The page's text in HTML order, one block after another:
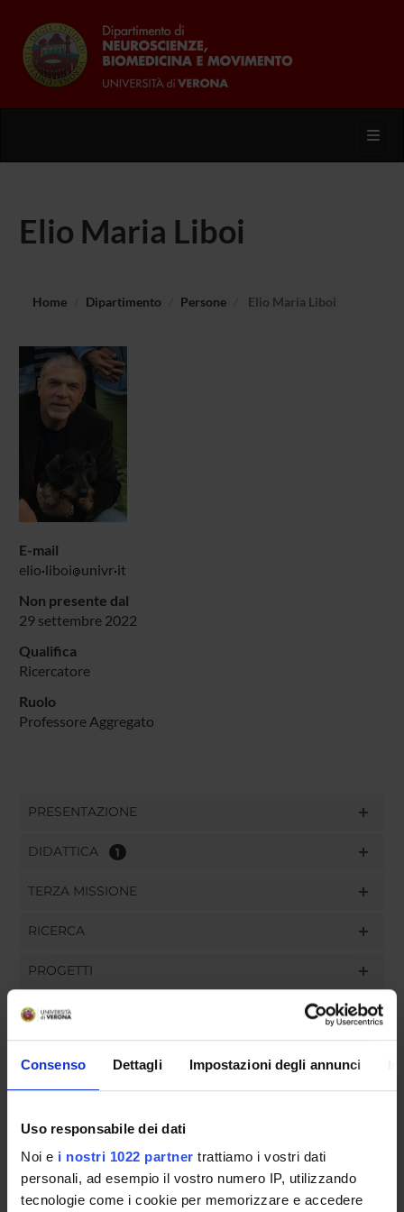
Consenso Dettagli Impostazioni degli annunci
Uso responsabile dei dati
Noi e i nostri 1022 partner trattiamo i vostri dati
personali, ad esempio il vostro numero IP, utilizzando
tecnologie come i cookie per memorizzare e accedere
Elio Maria Liboi
Home Dipartimento Persone Elio Maria Liboi
E-mail
elio liboi univr it
Non presente dal
29 settembre 2022
Qualifica
Ricercatore
Ruolo
Professore Aggregato
PRESENTAZIONE
DIDATTICA 1
TERZA MISSIONE
RICERCA
PROGETTI
PUBBLICAZIONI
ORGANIZZAZIONE
GOVERNANCE